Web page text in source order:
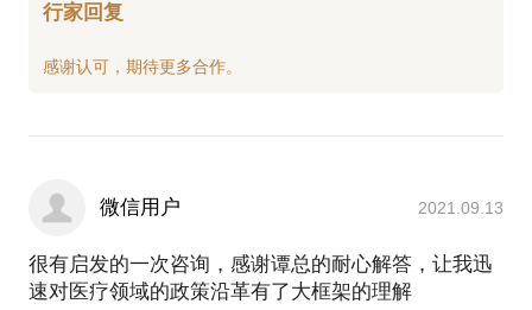
行家回复
微信用户 2021.09.13
很有启发的一次咨询，感谢谭总的耐心解答，让我迅
速对医疗领域的政策沿革有了大框架的理解